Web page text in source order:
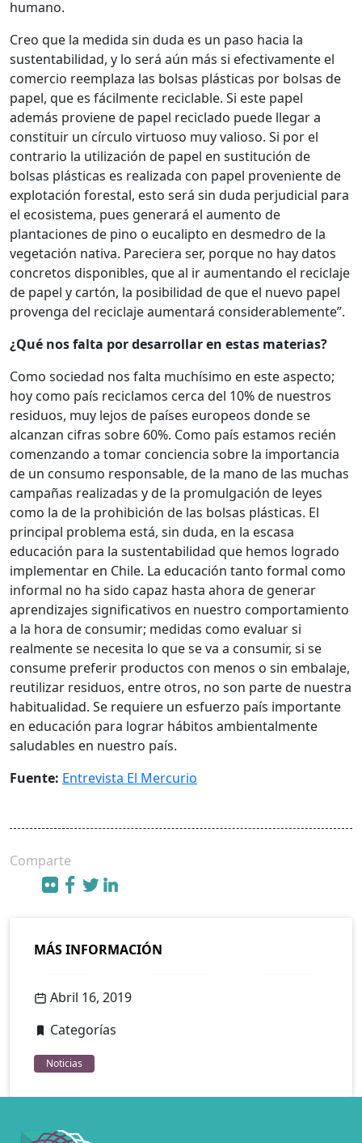
humano.
Creo que la medida sin duda es un paso hacia la
sustentabilidad, y lo será aún más si efectivamente el
comercio reemplaza las bolsas plásticas por bolsas de
papel, que es fácilmente reciclable. Si este papel
además proviene de papel reciclado puede llegar a
constituir un círculo virtuoso muy valioso. Si por el
contrario la utilización de papel en sustitución de
bolsas plásticas es realizada con papel proveniente de
explotación forestal, esto será sin duda perjudicial para
el ecosistema, pues generará el aumento de
plantaciones de pino o eucalipto en desmedro de la
vegetación nativa. Pareciera ser, porque no hay datos
concretos disponibles, que al ir aumentando el reciclaje
de papel y cartón, la posibilidad de que el nuevo papel
provenga del reciclaje aumentará considerablemente”.
¿Qué nos falta por desarrollar en estas materias?
Como sociedad nos falta muchísimo en este aspecto;
hoy como país reciclamos cerca del 10% de nuestros
residuos, muy lejos de países europeos donde se
alcanzan cifras sobre 60%. Como país estamos recién
comenzando a tomar conciencia sobre la importancia
de un consumo responsable, de la mano de las muchas
campañas realizadas y de la promulgación de leyes
como la de la prohibición de las bolsas plásticas. El
principal problema está, sin duda, en la escasa
educación para la sustentabilidad que hemos logrado
implementar en Chile. La educación tanto formal como
informal no ha sido capaz hasta ahora de generar
aprendizajes significativos en nuestro comportamiento
a la hora de consumir; medidas como evaluar si
realmente se necesita lo que se va a consumir, si se
consume preferir productos con menos o sin embalaje,
reutilizar residuos, entre otros, no son parte de nuestra
habitualidad. Se requiere un esfuerzo país importante
en educación para lograr hábitos ambientalmente
saludables en nuestro país.
Fuente: Entrevista El Mercurio
Comparte
MÁS INFORMACIÓN
Abril 16, 2019
Categorías
Noticias